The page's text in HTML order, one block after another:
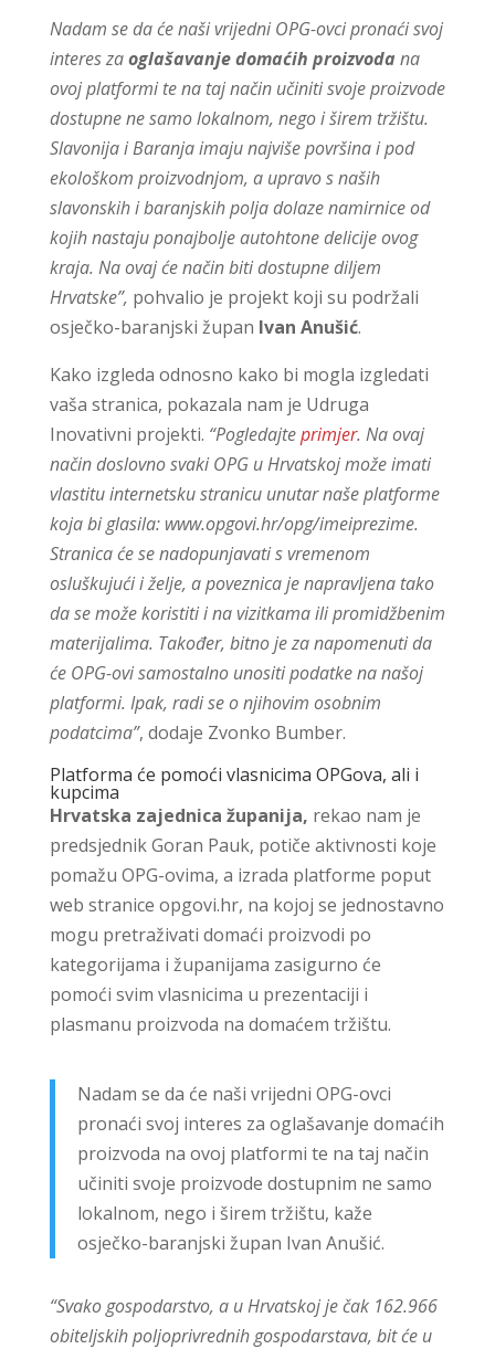
Nadam se da će naši vrijedni OPG-ovci pronaći svoj
interes zaoglašavanje domaćih proizvoda na
ovoj platformi te na taj način učiniti svoje proizvode
dostupne ne samo lokalnom, nego i širem tržištu.
Slavonija i Baranja imaju najviše površina i pod
ekološkom proizvodnjom, a upravo s naših
slavonskih i baranjskih polja dolaze namirnice od
kojih nastaju ponajbolje autohtone delicije ovog
kraja. Na ovaj će način biti dostupne diljem
Hrvatske”, pohvalio je projekt koji su podržali
osječko-baranjski župan Ivan Anušić.
Kako izgleda odnosno kako bi mogla izgledati
vaša stranica, pokazala nam je Udruga
Inovativni projekti. “Pogledajteprimjer. Na ovaj
način doslovno svaki OPG u Hrvatskoj može imati
vlastitu internetsku stranicu unutar naše platforme
koja bi glasila: www.opgovi.hr/opg/imeiprezime.
Stranica će se nadopunjavati s vremenom
osluškujući i želje, a poveznica je napravljena tako
da se može koristiti i na vizitkama ili promidžbenim
materijalima. Također, bitno je za napomenuti da
će OPG-ovi samostalno unositi podatke na našoj
platformi. Ipak, radi se o njihovim osobnim
podatcima”, dodaje Zvonko Bumber.
Platforma će pomoći vlasnicima OPGova, ali i
kupcima
Hrvatska zajednica županija, rekao nam je
predsjednik Goran Pauk, potiče aktivnosti koje
pomažu OPG-ovima, a izrada platforme poput
web stranice opgovi.hr, na kojoj se jednostavno
mogu pretraživati domaći proizvodi po
kategorijama i županijama zasigurno će
pomoći svim vlasnicima u prezentaciji i
plasmanu proizvoda na domaćem tržištu.
Nadam se da će naši vrijedni OPG-ovci
pronaći svoj interes za oglašavanje domaćih
proizvoda na ovoj platformi te na taj način
učiniti svoje proizvode dostupnim ne samo
lokalnom, nego i širem tržištu, kaže
osječko-baranjski župan Ivan Anušić.
“Svako gospodarstvo, a u Hrvatskoj je čak 162.966
obiteljskih poljoprivrednih gospodarstava, bit će u